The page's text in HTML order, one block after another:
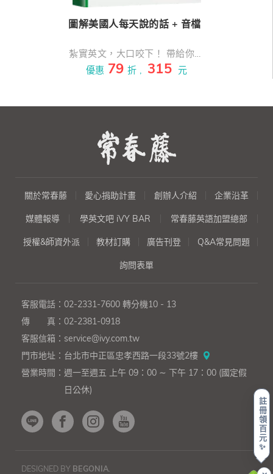
註
冊
領
百
元
✨
圖解美國人每天說的話 + 音檔
紮實英文，大口咬下！ 帶給你閱
讀、聽力、口說的多方饗宴！！
情的英語學習書，配合循序漸進
力、口說」學習方式，翻開這本
書，不只心情變美麗，英文也進
步了～
優惠 79 折 , 315 元
關於常春藤 愛心捐助計畫 創辦人介紹 企業沿革
媒體報導 學英文吧 iVY BAR 常春藤英語加盟總部
授權&師資外派 教材訂購 廣告刊登 Q&A常見問題
詢問表單
客服電話： 02-2331-7600 轉分機10 - 13
傳 真： 02-2381-0918
客服信箱： service@ivy.com.tw
門市地址： 台北市中正區忠孝西路一段33號2樓
營業時間： 週一至週五 上午 09：00 ∼ 下午 17：00 (國定假
日公休)
DESIGNED BY BEGONIA.